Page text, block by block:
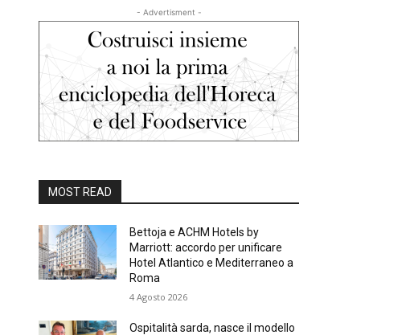
- Advertisment -
MOST READ
Bettoja e ACHM Hotels by
Marriott: accordo per unificare
Hotel Atlantico e Mediterraneo a
Roma
4 Agosto 2026
Ospitalità sarda, nasce il modello